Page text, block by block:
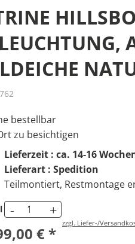
bestellbar
zu besichtigen
Lieferzeit : ca. 14-16
Lieferart : Spedition
Teilmontiert, Restmontage
- +
€ *
zzgl. Liefer-/